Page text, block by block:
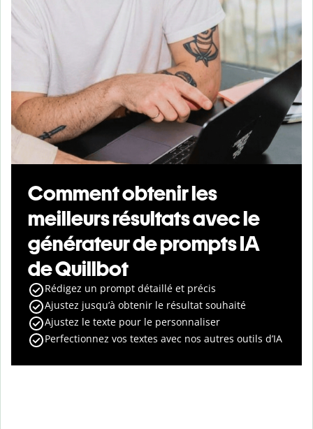
Comment obtenir les
meilleurs résultats avec le
générateur de prompts IA
de Quillbot
Rédigez un prompt détaillé et précis
Ajustez jusqu’à obtenir le résultat souhaité
Ajustez le texte pour le personnaliser
Perfectionnez vos textes avec nos autres outils d’IA